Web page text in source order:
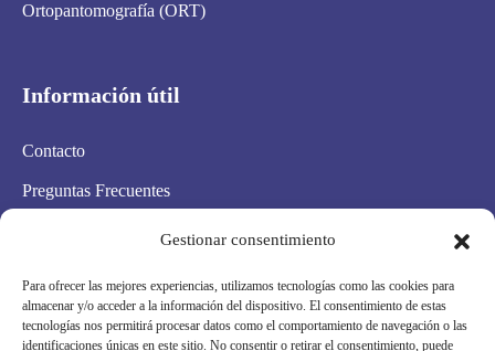
Gestionar consentimiento
Para ofrecer las mejores experiencias, utilizamos tecnologías como las cookies para
almacenar y/o acceder a la información del dispositivo. El consentimiento de estas
tecnologías nos permitirá procesar datos como el comportamiento de navegación o las
identificaciones únicas en este sitio. No consentir o retirar el consentimiento, puede
Ortopantomografía (ORT)
Información útil
Contacto
Preguntas Frecuentes
Política de cookies